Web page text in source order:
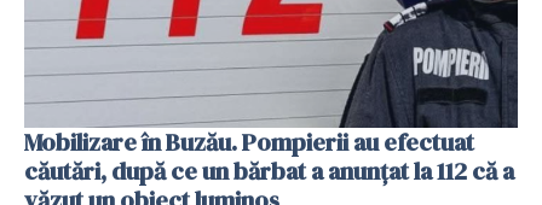
Mobilizare în Buzău. Pompierii au efectuat
căutări, după ce un bărbat a anunțat la 112 că a